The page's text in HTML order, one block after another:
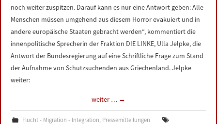
noch weiter zuspitzen. Darauf kann es nur eine Antwort geben: Alle
Menschen müssen umgehend aus diesem Horror evakuiert und in
andere europäische Staaten gebracht werden“, kommentiert die
innenpolitische Sprecherin der Fraktion DIE LINKE, Ulla Jelpke, die
Antwort der Bundesregierung auf eine Schriftliche Frage zum Stand
der Aufnahme von Schutzsuchenden aus Griechenland. Jelpke
weiter:
weiter … →
Flucht - Migration - Integration, Pressemitteilungen